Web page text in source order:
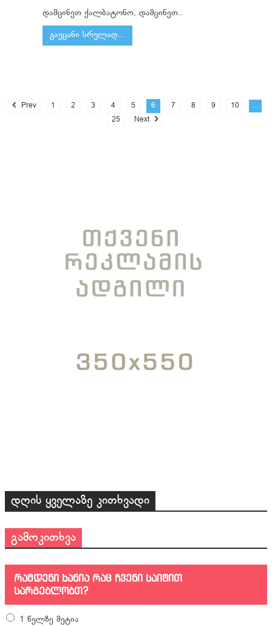
დამცინეთ ქალბატონო, დამცინეთ..
გაეცანი სრულად...
Prev 1 2 3 4 5 6 7 8 9 10
...
25
Next
დღის ყველაზე კითხვადი
გამოკითხვა
რამდენი ხანია რაც ჩვენი საიტით
სარგებლობთ?
1 წელზე მეტია